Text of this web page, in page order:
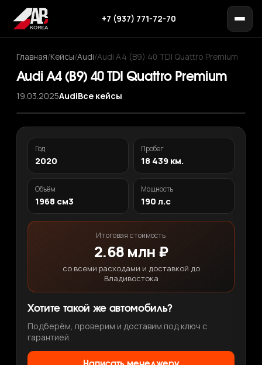
+7 (937) 771-72-70
Главная/Кейсы/Audi/Audi A4 (B9) 40 TDI Quattro Premium
Audi A4 (B9) 40 TDI Quattro Premium
19.03.2025AudiВсе кейсы
‹
›
1/ 13
Год
2020
Пробег
18 439 км.
Объём
1968 см3
Мощность
190 л.с
Итоговая стоимость
2.68 млн ₽
со всеми расходами и доставкой до
Владивостока
Хотите такой же автомобиль?
Подберём, проверим и доставим под ключ с
гарантией.